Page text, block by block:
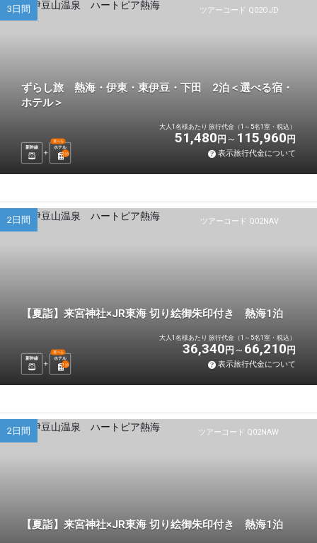
ツアーコード Q02OJD
3日間
ずらし旅 熱海・伊東・東伊豆・下田 2泊＜選べる宿・
ホテル＞
新幹線 ホテル
選べる
2泊
大人1名様あたり 旅行代金（1～5名1室・税込）
51,480 円 115,960 円
表示旅行代金について
ツアーコード Q02NAV
2日間
【夏詣】来宮神社×JR東海 切り絵御朱印付き 熱海1泊
新幹線 ホテル
選べる
1 泊
大人1名様あたり 旅行代金（1～5名1室・税込）
36,340 円 66,210 円
表示旅行代金について
ツアーコード Q02NAW
2日間
【夏詣】来宮神社×JR東海 切り絵御朱印付き 熱海1泊